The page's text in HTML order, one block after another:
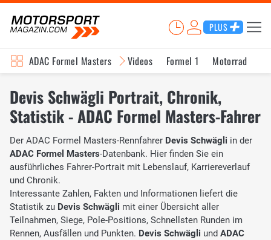
PLUS
ADAC Formel Masters Videos Formel 1 Motorrad
Devis Schwägli Portrait, Chronik,
Statistik - ADAC Formel Masters-Fahrer
Der ADAC Formel Masters-Rennfahrer Devis Schwägli in der
ADAC Formel Masters-Datenbank. Hier finden Sie ein
ausführliches Fahrer-Portrait mit Lebenslauf, Karriereverlauf
und Chronik.
Interessante Zahlen, Fakten und Informationen liefert die
Statistik zu Devis Schwägli mit einer Übersicht aller
Teilnahmen, Siege, Pole-Positions, Schnellsten Runden im
Rennen, Ausfällen und Punkten. Devis Schwägli und ADAC